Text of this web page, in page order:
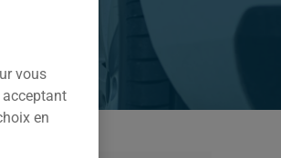
vous
acceptant
en